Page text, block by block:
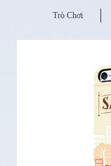
Trò Chơi